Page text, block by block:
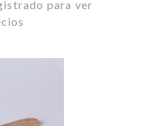
para ver